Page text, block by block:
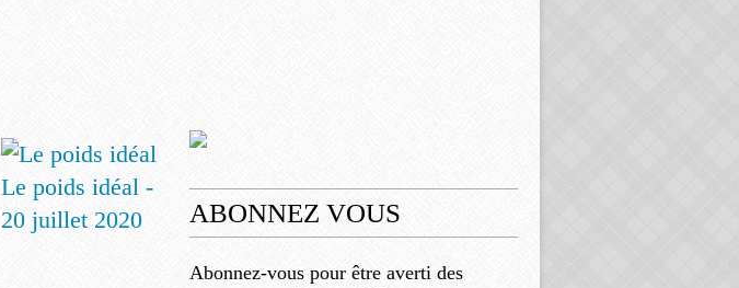
Le poids idéal -
20 juillet 2020
ABONNEZ VOUS
Abonnez-vous pour être averti des